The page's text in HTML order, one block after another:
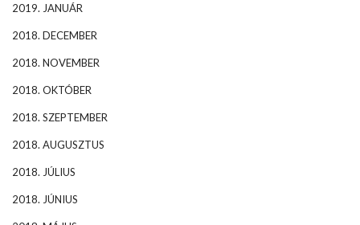
2019. JANUÁR
2018. DECEMBER
2018. NOVEMBER
2018. OKTÓBER
2018. SZEPTEMBER
2018. AUGUSZTUS
2018. JÚLIUS
2018. JÚNIUS